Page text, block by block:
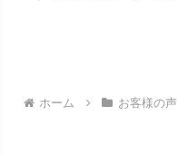
ホーム お客様の声